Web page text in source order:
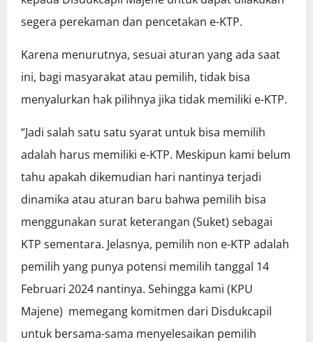
segera perekaman dan pencetakan e-KTP.
Karena menurutnya, sesuai aturan yang ada saat
ini, bagi masyarakat atau pemilih, tidak bisa
menyalurkan hak pilihnya jika tidak memiliki e-KTP.
“Jadi salah satu satu syarat untuk bisa memilih
adalah harus memiliki e-KTP. Meskipun kami belum
tahu apakah dikemudian hari nantinya terjadi
dinamika atau aturan baru bahwa pemilih bisa
menggunakan surat keterangan (Suket) sebagai
KTP sementara. Jelasnya, pemilih non e-KTP adalah
pemilih yang punya potensi memilih tanggal 14
Februari 2024 nantinya. Sehingga kami (KPU
Majene) memegang komitmen dari Disdukcapil
untuk bersama-sama menyelesaikan pemilih